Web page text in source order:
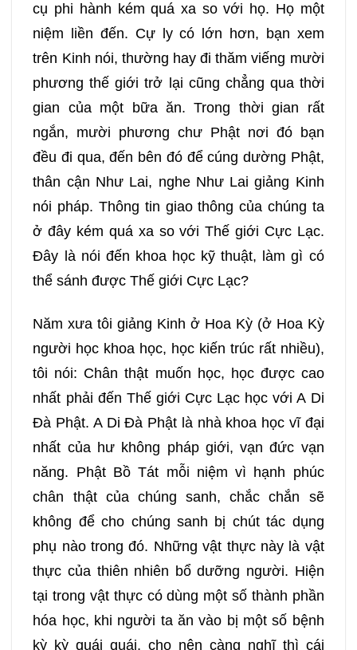
105 106 107 108
109 110 111 112
113 114 115 116
117 118 119 120
121 122 123 124
125 126 127
129 130 131 132
133 134 135 136
137 138 139 140
142 143 144
145 148
154 155
cụ phi hành kém quá xa so với họ. Họ một
niệm liền đến. Cự ly có lớn hơn, bạn xem
trên Kinh nói, thường hay đi thăm viếng mười
phương thế giới trở lại cũng chẳng qua thời
gian của một bữa ăn. Trong thời gian rất
ngắn, mười phương chư Phật nơi đó bạn
đều đi qua, đến bên đó để cúng dường Phật,
thân cận Như Lai, nghe Như Lai giảng Kinh
nói pháp. Thông tin giao thông của chúng ta
ở đây kém quá xa so với Thế giới Cực Lạc.
Đây là nói đến khoa học kỹ thuật, làm gì có
thể sánh được Thế giới Cực Lạc?
Năm xưa tôi giảng Kinh ở Hoa Kỳ (ở Hoa Kỳ
người học khoa học, học kiến trúc rất nhiều),
tôi nói: Chân thật muốn học, học được cao
nhất phải đến Thế giới Cực Lạc học với A Di
Đà Phật. A Di Đà Phật là nhà khoa học vĩ đại
nhất của hư không pháp giới, vạn đức vạn
năng. Phật Bồ Tát mỗi niệm vì hạnh phúc
chân thật của chúng sanh, chắc chắn sẽ
không để cho chúng sanh bị chút tác dụng
phụ nào trong đó. Những vật thực này là vật
thực của thiên nhiên bổ dưỡng người. Hiện
tại trong vật thực có dùng một số thành phần
hóa học, khi người ta ăn vào bị một số bệnh
kỳ kỳ quái quái, cho nên càng nghĩ thì cái